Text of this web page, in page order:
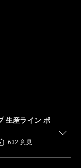
生産ライン ポ
632 意見